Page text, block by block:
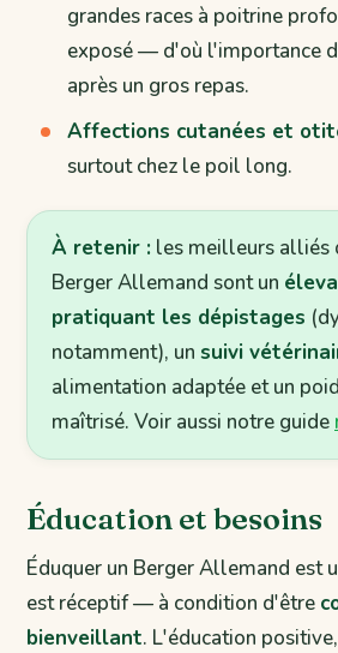
grandes races à poitrine
exposé — d'où l'importance
après un gros repas.
Affections cutanées et
surtout chez le poil long.
À retenir : les meilleurs alliés
Berger Allemand sont un
pratiquant les dépistages
notamment), un suivi
alimentation adaptée et un
maîtrisé. Voir aussi notre guide
Éducation et besoins
Éduquer un Berger Allemand est
est réceptif — à condition d'être
bienveillant. L'éducation